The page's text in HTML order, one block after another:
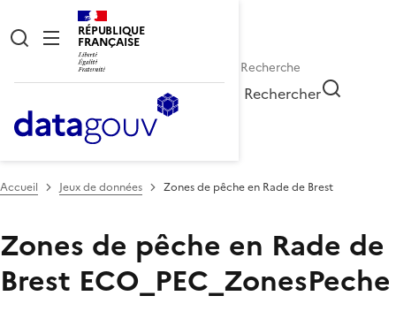
RÉPUBLIQUE
FRANÇAISE
Rechercher
Accueil Jeux de données Zones de pêche en Rade de Brest
Zones de pêche en Rade de
Brest ECO_PEC_ZonesPeche